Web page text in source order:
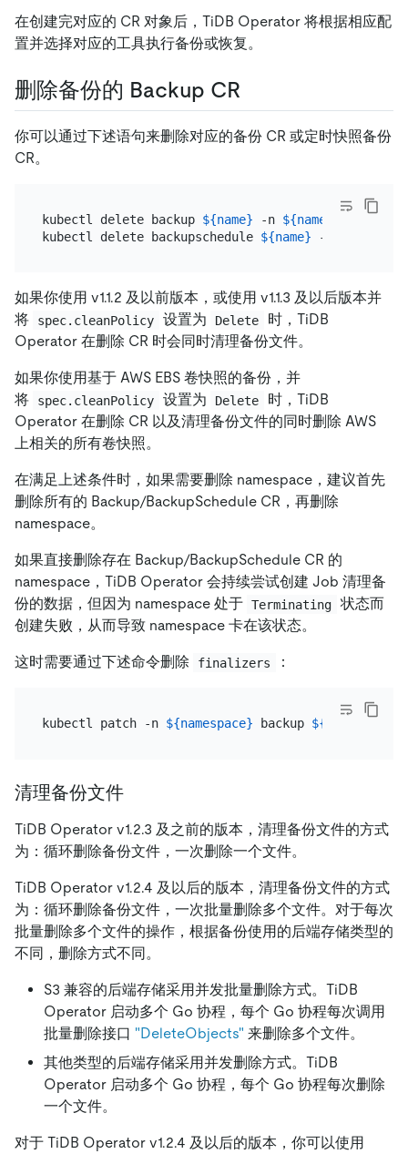
在创建完对应的 CR 对象后，TiDB Operator 将根据相应配
置并选择对应的工具执行备份或恢复。
删除备份的 Backup CR
你可以通过下述语句来删除对应的备份 CR 或定时快照备份
CR。
kubectl delete backup ${name} -n ${namespace}
kubectl delete backupschedule ${name} -n
如果你使用 v1.1.2 及以前版本，或使用 v1.1.3 及以后版本并
将
spec.cleanPolicy 设置为 Delete
时，TiDB
Operator 在删除 CR 时会同时清理备份文件。
如果你使用基于 AWS EBS 卷快照的备份，并
将
spec.cleanPolicy 设置为 Delete
时，TiDB
Operator 在删除 CR 以及清理备份文件的同时删除 AWS
上相关的所有卷快照。
在满足上述条件时，如果需要删除 namespace，建议首先
删除所有的 Backup/BackupSchedule CR，再删除
namespace。
如果直接删除存在 Backup/BackupSchedule CR 的
namespace，TiDB Operator 会持续尝试创建 Job 清理备
份的数据，但因为 namespace 处于 Terminating
状态而
创建失败，从而导致 namespace 卡在该状态。
这时需要通过下述命令删除 finalizers ：
kubectl patch -n ${namespace} backup ${name}
清理备份文件
TiDB Operator v1.2.3 及之前的版本，清理备份文件的方式
为：循环删除备份文件，一次删除一个文件。
TiDB Operator v1.2.4 及以后的版本，清理备份文件的方式
为：循环删除备份文件，一次批量删除多个文件。对于每次
批量删除多个文件的操作，根据备份使用的后端存储类型的
不同，删除方式不同。
S3 兼容的后端存储采用并发批量删除方式。TiDB
Operator 启动多个 Go 协程，每个 Go 协程每次调用
批量删除接口 "DeleteObjects" 来删除多个文件。
其他类型的后端存储采用并发删除方式。TiDB
Operator 启动多个 Go 协程，每个 Go 协程每次删除
一个文件。
对于 TiDB Operator v1.2.4 及以后的版本，你可以使用